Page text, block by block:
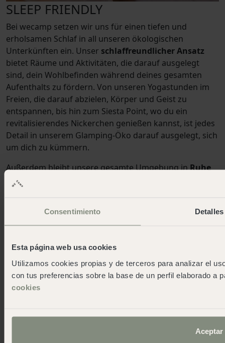
Consentimiento Detalles
Esta página web usa cookies
Utilizamos cookies propias y de terceros para analizar el
con tus preferencias sobre la base de un perfil elaborado a
cookies
Aceptar
SLEEP FRIENDLY
Bei wecamp setzen wir uns für einen tiefen und
erholsamen Schlaf in all unseren ökologischen
Unterkünften ein. Unser schlaffreundlicher Ansatz
bietet Räume und Aktivitäten, die darauf ausgelegt
sind, dein Wohlbefinden während deines gesamten
Aufenthalts zu fördern. Von unseren Yogastunden im
Freien, die darauf abzielen, Körper und Geist zu
entspannen, bis hin zum Siesta Point, wo du ein
revitalisierendes Nickerchen genießen kannst, ist jedes
Detail in unserem Glamping-Öko darauf ausgelegt, sich
um dich zu kümmern.
Außerdem bleibt unsere gesamte Umgebung inRuhe
und Respekt vor dem Schlaf
dass Ruhe essenziell für ein einzigartiges und
erneuerndes Erlebnis ist.